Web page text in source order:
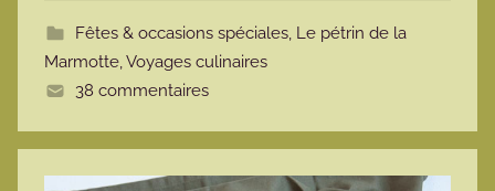
t
e
Fêtes & occasions spéciales, Le pétrin de la
Marmotte,Voyages culinaires
38 commentaires